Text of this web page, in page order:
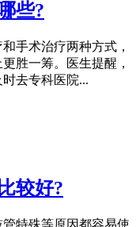
些?
手术治疗两种方式，
胜一筹。医生提醒，
去专科医院...
较好?
特殊等原因都容易使